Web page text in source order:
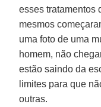
esses tratamentos
mesmos
uma foto de uma
homem, não
estão saindo da
limites para que
outras.